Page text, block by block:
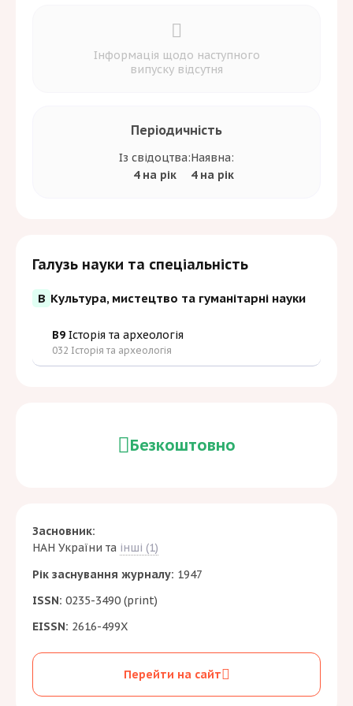
Галузь науки та спеціальність
B Культура, мистецтво та гуманітарні науки
B9 Історія та археологія
032 Історія та археологія
Засновник:
НАН України та інші (1)
Рік заснування журналу: 1947
ISSN: 0235-3490 (print)
EISSN: 2616-499X
Перейти на сайт
Безкоштовно
Інформація щодо наступного
випуску відсутня
Періодичність
Із свідоцтва:
4 на рік
Наявна:
4 на рік